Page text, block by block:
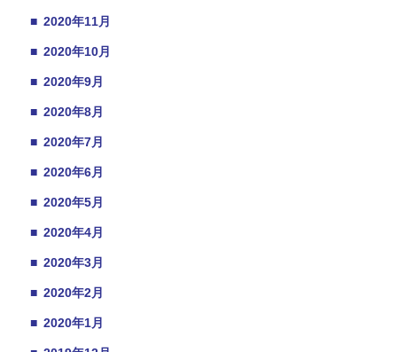
■ 2020年11月
■ 2020年10月
■ 2020年9月
■ 2020年8月
■ 2020年7月
■ 2020年6月
■ 2020年5月
■ 2020年4月
■ 2020年3月
■ 2020年2月
■ 2020年1月